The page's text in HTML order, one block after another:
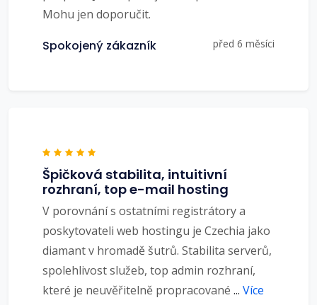
Mohu jen doporučit.
Spokojený zákazník před 6 měsíci
Špičková stabilita, intuitivní
rozhraní, top e-mail hosting
V porovnání s ostatními registrátory a
poskytovateli web hostingu je Czechia jako
diamant v hromadě šutrů. Stabilita serverů,
spolehlivost služeb, top admin rozhraní,
které je neuvěřitelně propracované ... Více